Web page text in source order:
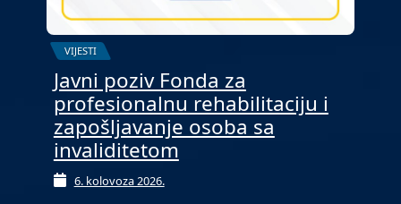
VIJESTI
Javni poziv Fonda za
profesionalnu rehabilitaciju i
zapošljavanje osoba sa
invaliditetom
6. kolovoza 2026.